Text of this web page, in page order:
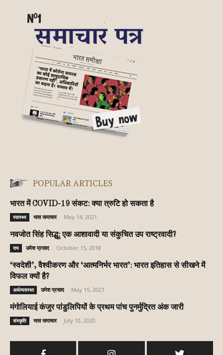
POPULAR ARTICLES
भारत में COVID-19 संकट: क्या त्रुटि हो सकता है
स्वास्थ्य भास समाचार May 14, 2021
नवजोत सिंह सिद्धू: एक आशावादी या संकुचित उप राष्ट्रवादी?
राय उमेश प्रसाद October 15, 2018
‘स्वदेशी’, वैश्वीकरण और ‘आत्मनिर्भर भारत’: भारत इतिहास से सीखने में
विफल क्यों है?
अर्थव्यवस्था उमेश प्रसाद May 15, 2021
मंगोलियाई कंजुर पांडुलिपियों के प्रथम पांच पुनर्मुद्रित अंक जारी
संस्‍कृति भास समाचार July 10, 2020